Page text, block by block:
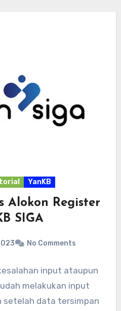
YanKB
Alokon Register
SIGA
No Comments
input ataupun
melakukan input
setelah data tersimpan